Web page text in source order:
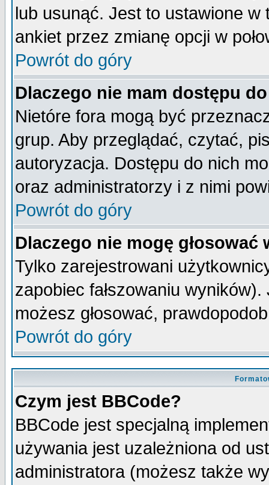
lub usunąć. Jest to ustawione w
ankiet przez zmianę opcji w
Powrót do góry
Dlaczego nie mam dostępu
Nietóre fora mogą być
grup. Aby przeglądać, czytać,
autoryzacja. Dostępu do nich
oraz administratorzy i z nimi
Powrót do góry
Dlaczego nie mogę głosować
Tylko zarejestrowani
zapobiec fałszowaniu
możesz głosować,
Powrót do góry
Czym jest BBCode?
BBCode jest specjalną
używania jest uzależniona od
administratora (możesz także